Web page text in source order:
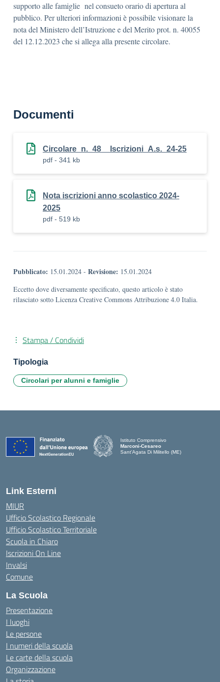
supporto alle famiglie nel consueto orario di apertura al
pubblico. Per ulteriori informazioni è possibile visionare la
nota del Ministero dell’Istruzione e del Merito prot. n. 40055
del 12.12.2023 che si allega alla presente circolare.
Documenti
Circolare_n._48__Iscrizioni_A.s._24-25
pdf - 341 kb
Nota iscrizioni anno scolastico 2024-
2025
pdf - 519 kb
Pubblicato: 15.01.2024 - Revisione: 15.01.2024
Eccetto dove diversamente specificato, questo articolo è stato
rilasciato sotto Licenza Creative Commons Attribuzione 4.0 Italia.
Stampa / Condividi
Tipologia
Circolari per alunni e famiglie
Istituto Comprensivo
Marconi-Cesareo
Sant'Agata Di Militello (ME)
Link Esterni
MIUR
Ufficio Scolastico Regionale
Ufficio Scolastico Territoriale
Scuola in Chiaro
Iscrizioni On Line
Invalsi
Comune
La Scuola
Presentazione
I luoghi
Le persone
I numeri della scuola
Le carte della scuola
Organizzazione